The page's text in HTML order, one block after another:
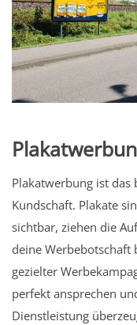
Plakatwerbung ist
Kundschaft. Plakate
sichtbar, ziehen die
deine
gezielter
perfekt ansprechen
Dienstleistung